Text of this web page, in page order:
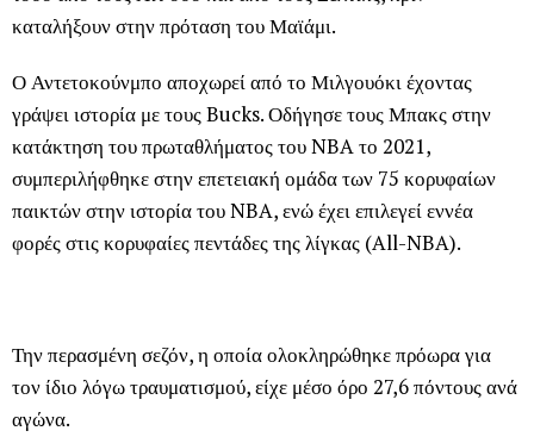
καταλήξουν στην πρόταση του Μαϊάμι.
Ο Αντετοκούνμπο αποχωρεί από το Μιλγουόκι έχοντας
γράψει ιστορία με τους Bucks. Οδήγησε τους Μπακς στην
κατάκτηση του πρωταθλήματος του NBA το 2021,
συμπεριλήφθηκε στην επετειακή ομάδα των 75 κορυφαίων
παικτών στην ιστορία του NBA, ενώ έχει επιλεγεί εννέα
φορές στις κορυφαίες πεντάδες της λίγκας (All-NBA).
Την περασμένη σεζόν, η οποία ολοκληρώθηκε πρόωρα για
τον ίδιο λόγω τραυματισμού, είχε μέσο όρο 27,6 πόντους ανά
αγώνα.